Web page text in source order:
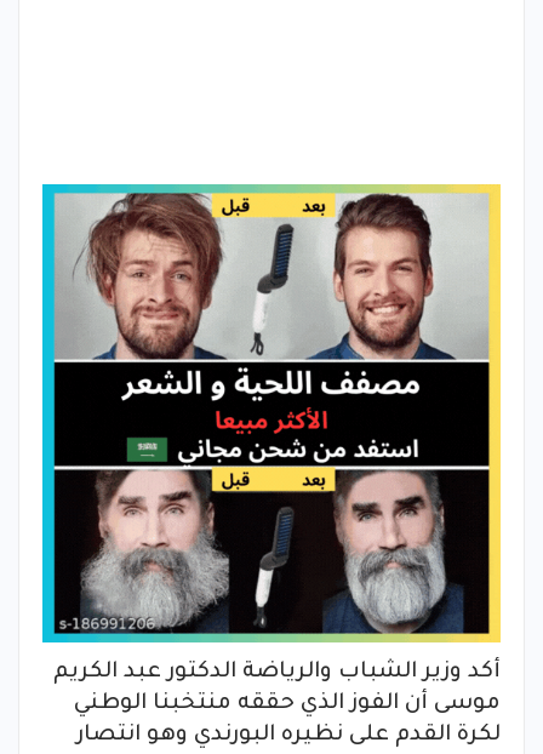
أكد وزير الشباب والرياضة الدكتور عبد الكريم
موسى أن الفوز الذي حققه منتخبنا الوطني
لكرة القدم على نظيره البورندي وهو انتصار